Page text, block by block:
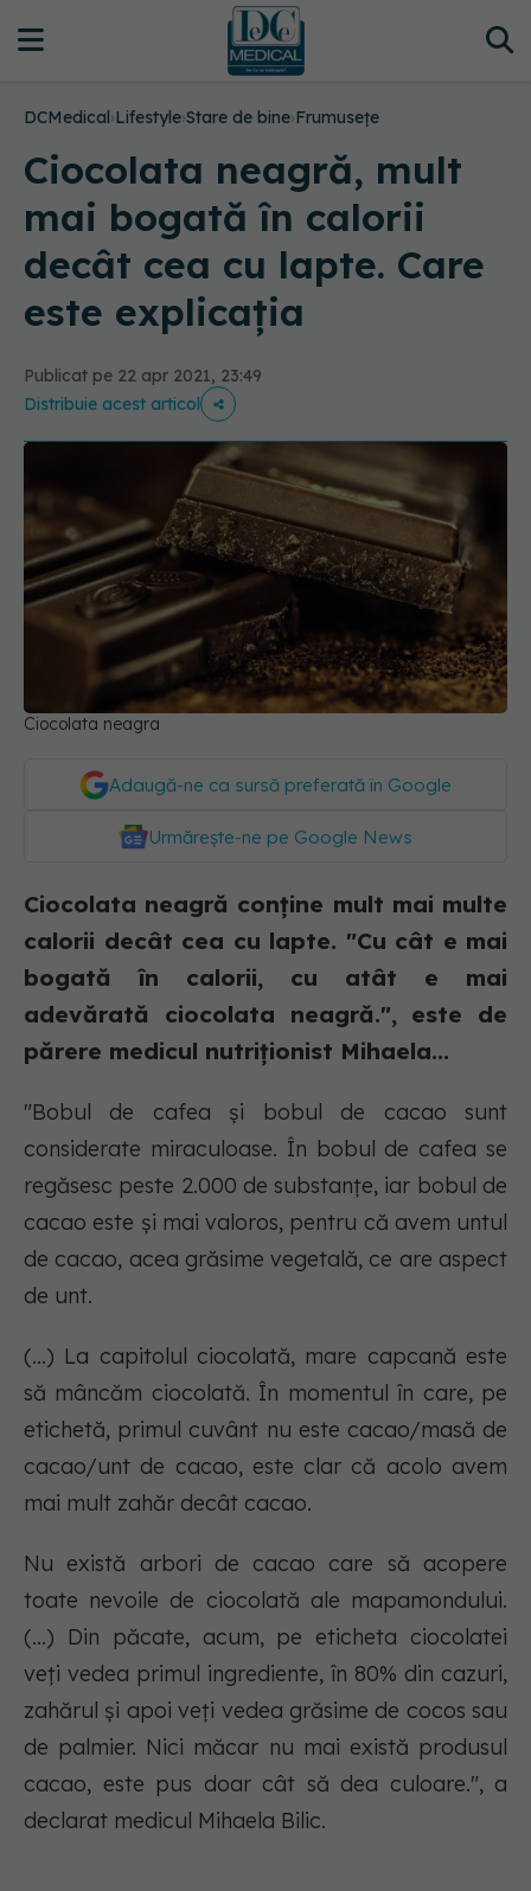
DCMedical›Lifestyle›Stare de bine›Frumusețe
Ciocolata neagră, mult
mai bogată în calorii
decât cea cu lapte. Care
este explicația
Publicat pe 22 apr 2021, 23:49
Distribuie acest articol
Ciocolata neagra
Adaugă-ne ca sursă preferată în Google
Urmărește-ne pe Google News
Ciocolata neagră conține mult mai multe
calorii decât cea cu lapte. "Cu cât e mai
bogată în calorii, cu atât e mai
adevărată ciocolata neagră.", este de
părere medicul nutriționist Mihaela...
"Bobul de cafea și bobul de cacao sunt
considerate miraculoase. În bobul de cafea se
regăsesc peste 2.000 de substanțe, iar bobul de
cacao este și mai valoros, pentru că avem untul
de cacao, acea grăsime vegetală, ce are aspect
de unt.
(...) La capitolul ciocolată, mare capcană este
să mâncăm ciocolată. În momentul în care, pe
etichetă, primul cuvânt nu este cacao/masă de
cacao/unt de cacao, este clar că acolo avem
mai mult zahăr decât cacao.
Nu există arbori de cacao care să acopere
toate nevoile de ciocolată ale mapamondului.
(...) Din păcate, acum, pe eticheta ciocolatei
veți vedea primul ingrediente, în 80% din cazuri,
zahărul și apoi veți vedea grăsime de cocos sau
de palmier. Nici măcar nu mai există produsul
cacao, este pus doar cât să dea culoare.", a
declarat medicul Mihaela Bilic.